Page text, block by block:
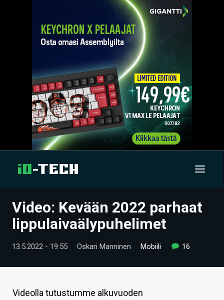
UUTISET
Video: Kevään 2022 parhaat
lippulaivaälypuhelimet
13.5.2022 - 19:55 Oskari Manninen Mobiili 16
Videolla tutustumme alkuvuoden